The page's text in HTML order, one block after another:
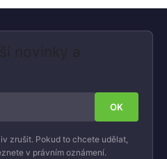
novinky a
zrušit. Pokud to chcete udělat,
v právním oznámení.